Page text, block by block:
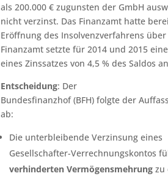
als 200.000 € zugunsten der GmbH
nicht verzinst. Das Finanzamt hatte
Eröffnung des Insolvenzverfahrens
Finanzamt setzte für 2014 und 2015
eines Zinssatzes von 4,5 % des Saldos
Entscheidung: Der
Bundesfinanzhof (BFH) folgte der
ab:
Die unterbleibende Verzinsung eines
Gesellschafter-Verrechnungskontos
verhinderten Vermögensmehrung zu